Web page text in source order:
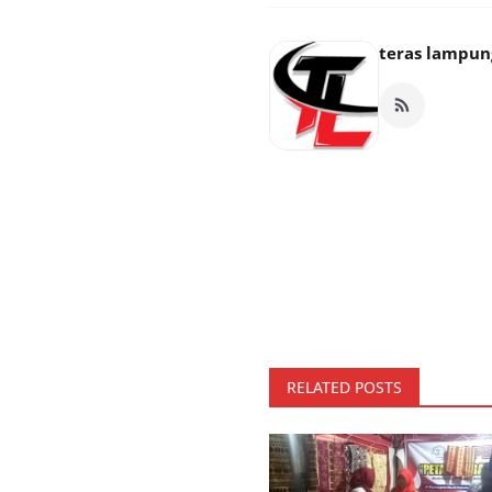
teras
RELATED POSTS